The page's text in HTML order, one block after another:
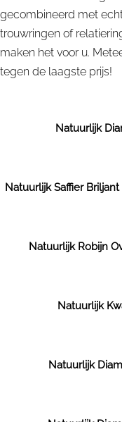
gecombineerd met
trouwringen of
maken het voor u.
tegen de laagste prijs!
Natuurlijk
Natuurlijk Saffier
Natuurlijk Robijn
Natuurlijk
Natuurlijk